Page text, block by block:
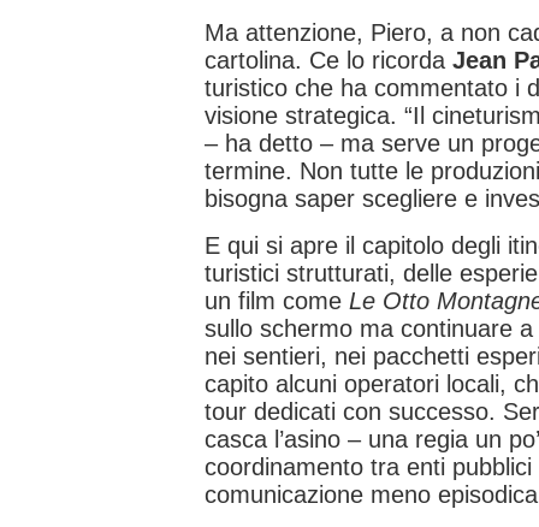
Ma attenzione, Piero, a non
cartolina. Ce lo ricorda Jean
turistico che ha commentato i
visione strategica. “Il
– ha detto – ma serve un
termine. Non tutte le
bisogna saper scegliere e
E qui si apre il capitolo degli
turistici strutturati, delle
un film come Le Otto
sullo schermo ma continuare
nei sentieri, nei pacchetti
capito alcuni operatori locali,
tour dedicati con successo.
casca l’asino – una regia un
coordinamento tra enti
comunicazione meno